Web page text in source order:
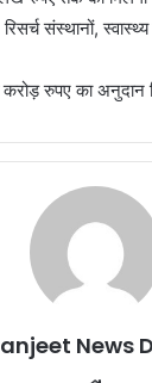
रिसर्च संस्थानों,
रुपए का अनुदान
News